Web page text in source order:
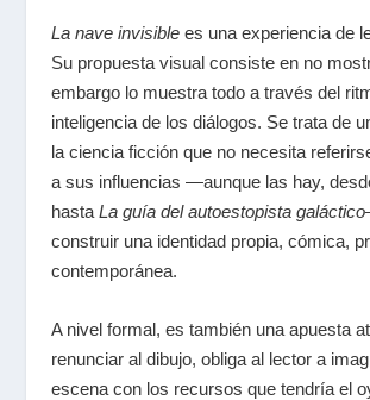
Lanave invisiblees una experiencia de
Su propuesta visual consiste en no
embargo lo muestra todo a través del
inteligencia de los diálogos. Se trata de
la ciencia ficción que no necesita
a sus influencias —aunque las hay,
hasta La guía del autoestopista galáctico
construir una identidad propia, cómica,
contemporánea.
A nivel formal, es también una apuesta
renunciar al dibujo, obliga al lector a
escena con los recursos que tendría el